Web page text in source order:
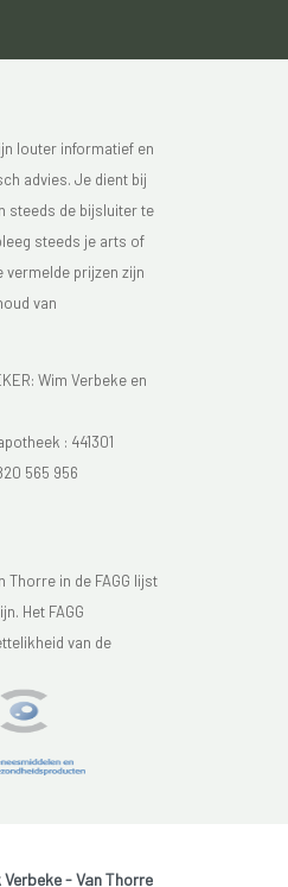
louter informatief en
advies. Je dient bij
steeds de bijsluiter te
steeds je arts of
vermelde prijzen zijn
van
Wim Verbeke en
: 441301
565 956
Thorre in de FAGG lijst
Het FAGG
van de
- Van Thorre